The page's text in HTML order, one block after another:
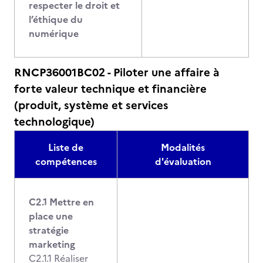
respecter le droit et
l’éthique du
numérique
RNCP36001BC02 - Piloter une affaire à
forte valeur technique et financière
(produit, système et services
technologique)
Liste de
compétences
Modalités
d'évaluation
C2.1 Mettre en
place une
stratégie
marketing
C2.1.1 Réaliser